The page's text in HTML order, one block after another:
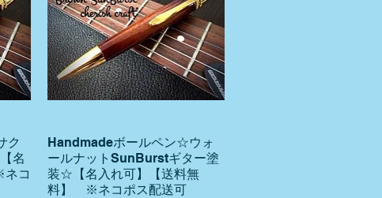
ク
名
コ
クイックビュー
Handmadeボールペン☆ウォ
ールナットSunBurstギター塗
装☆【名入れ可】【送料無
料】 ※ネコポス配送可